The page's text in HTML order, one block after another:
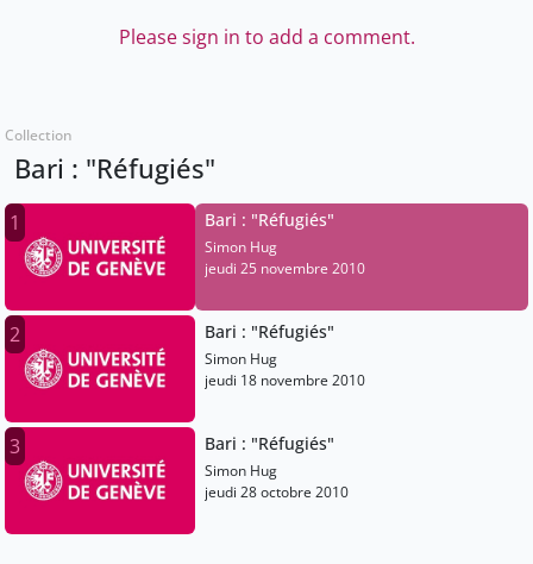
Please sign in to add a comment.
Collection
Bari : "Réfugiés"
1 Bari : "Réfugiés"
Simon Hug
jeudi 25 novembre 2010
2 Bari : "Réfugiés"
Simon Hug
jeudi 18 novembre 2010
3 Bari : "Réfugiés"
Simon Hug
jeudi 28 octobre 2010